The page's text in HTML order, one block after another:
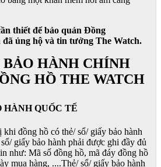
thiết để bảo quản Đồng
ủng hộ và tin tưởng The Watch.
BẢO HÀNH CHÍNH
HỒ THE WATCH
HÀNH QUỐC TẾ
đồng hồ có thẻ/ sổ/ giấy bảo hành
giấy bảo hành phải được ghi đầy đủ
như: Mã số đồng hồ, mã đáy đồng hồ
mua hàng, ....Thẻ/ sổ/ giấy bảo hành